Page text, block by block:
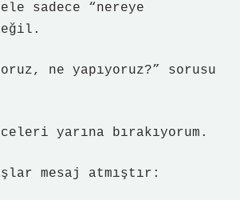
sadece “nereye
ne yapıyoruz?” sorusu
yarına bırakıyorum.
mesaj atmıştır: